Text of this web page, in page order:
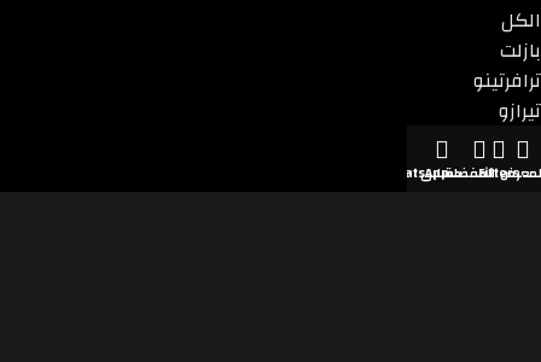
الكل
بازلت
ترافرتينو
تيرازو
جرانيت
رخامFiltersالمفضلةحسابي
WhatsApp